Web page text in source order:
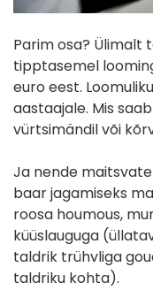
Parim osa? Ülimalt
tipptasemel
euro eest.
aastaajale. Mis
vürtsimändil või
Ja nende
baar jagamiseks
roosa houmous,
küüslauguga
taldrik trühvliga
taldriku kohta).